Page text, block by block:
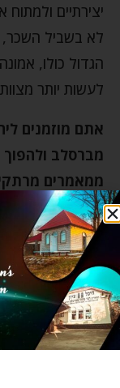
יצירתיים ולמתוח
לא בשביל השכר,
הגדול כולו,
לעשות יותר
אתם מוזמנים
מברסלב
ממאמרים
אהבת חינם
יחידי סגולה
פשטות ותמימות
שנאת חינם
תרי"ג מצוות